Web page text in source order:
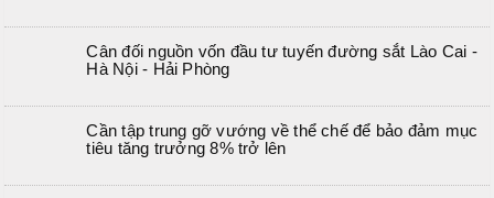
Cân đối nguồn vốn đầu tư tuyến đường sắt Lào Cai -
Hà Nội - Hải Phòng
Cần tập trung gỡ vướng về thể chế để bảo đảm mục
tiêu tăng trưởng 8% trở lên